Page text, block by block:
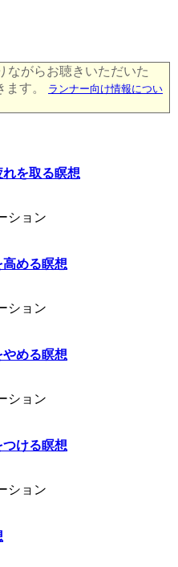
ながらお聴きいただいた
ます。
ランナー向け情報につい
を取る瞑想
ション
める瞑想
ション
める瞑想
ション
ける瞑想
ション